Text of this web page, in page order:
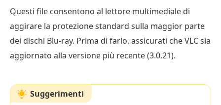
Questi file consentono al lettore multimediale di
aggirare la protezione standard sulla maggior parte
dei dischi Blu-ray. Prima di farlo, assicurati che VLC sia
aggiornato alla versione più recente (3.0.21).
Suggerimenti